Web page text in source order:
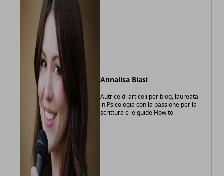
Annalisa Biasi
Autrice di articoli per blog, laureata
in Psicologia con la passione per la
scrittura e le guide How to